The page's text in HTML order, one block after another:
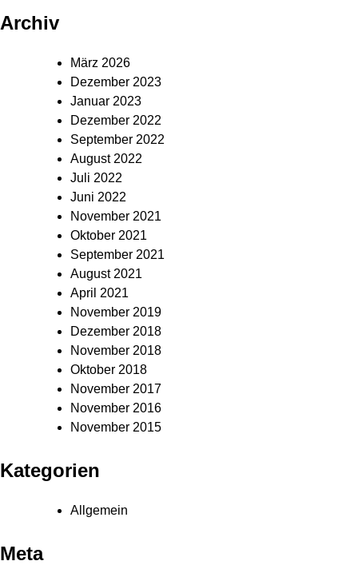
Archiv
März 2026
Dezember 2023
Januar 2023
Dezember 2022
September 2022
August 2022
Juli 2022
Juni 2022
November 2021
Oktober 2021
September 2021
August 2021
April 2021
November 2019
Dezember 2018
November 2018
Oktober 2018
November 2017
November 2016
November 2015
Kategorien
Allgemein
Meta